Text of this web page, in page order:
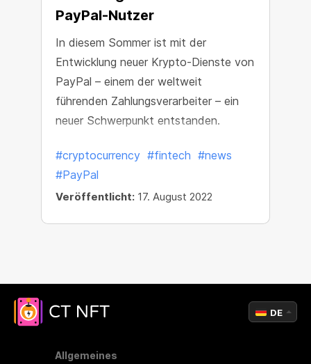
PayPal-Nutzer
In diesem Sommer ist mit der
Entwicklung neuer Krypto-Dienste von
PayPal – einem der weltweit
führenden Zahlungsverarbeiter – ein
neuer Schwerpunkt entstanden.
#cryptocurrency #fintech #news
#PayPal
Veröffentlicht: 17. August 2022
Allgemeines
DE